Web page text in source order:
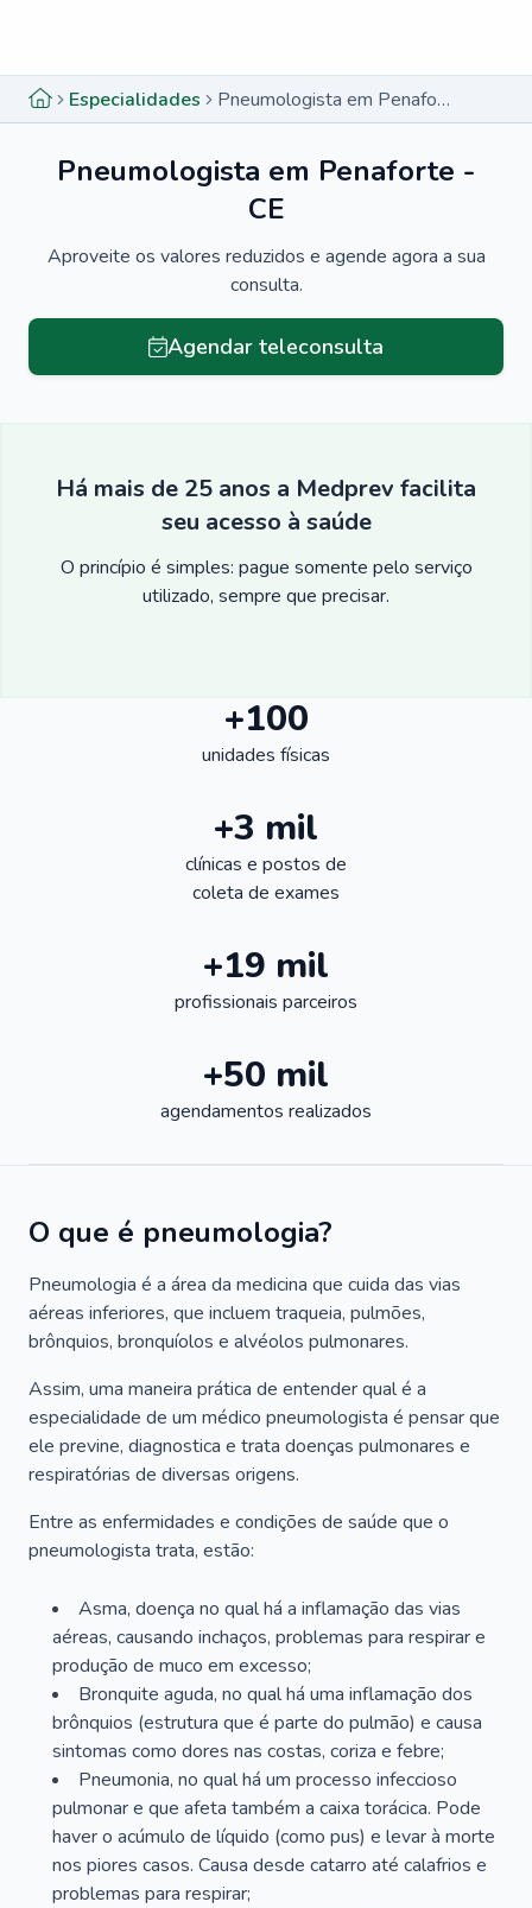
Especialidades Pneumologista em Penaforte - CE
Pneumologista em Penaforte -
CE
Aproveite os valores reduzidos e agende agora a sua
consulta.
Agendar teleconsulta
Há mais de 25 anos a Medprev facilita
seu acesso à saúde
O princípio é simples: pague somente pelo serviço
utilizado, sempre que precisar.
+100
unidades físicas
+3 mil
clínicas e postos de
coleta de exames
+19 mil
profissionais parceiros
+50 mil
agendamentos realizados
O que é pneumologia?
Pneumologia é a área da medicina que cuida das vias
aéreas inferiores, que incluem traqueia, pulmões,
brônquios, bronquíolos e alvéolos pulmonares.
Assim, uma maneira prática de entender qual é a
especialidade de um médico pneumologista é pensar que
ele previne, diagnostica e trata doenças pulmonares e
respiratórias de diversas origens.
Entre as enfermidades e condições de saúde que o
pneumologista trata, estão:
Asma, doença no qual há a inflamação das vias
aéreas, causando inchaços, problemas para respirar e
produção de muco em excesso;
Bronquite aguda, no qual há uma inflamação dos
brônquios (estrutura que é parte do pulmão) e causa
sintomas como dores nas costas, coriza e febre;
Pneumonia, no qual há um processo infeccioso
pulmonar e que afeta também a caixa torácica. Pode
haver o acúmulo de líquido (como pus) e levar à morte
nos piores casos. Causa desde catarro até calafrios e
problemas para respirar;